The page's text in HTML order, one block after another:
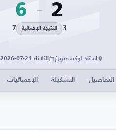
2
6
3 النتيجة الإجمالية 7
استاد لوكسمبورغ الثلاثاء 21-07-2026 · 09:15 م
التفاصيل التشكيلة الإحصائيات